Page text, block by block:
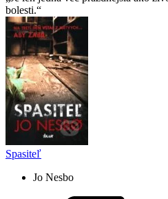
bolesti.
Spasiteľ
Jo Nesbo